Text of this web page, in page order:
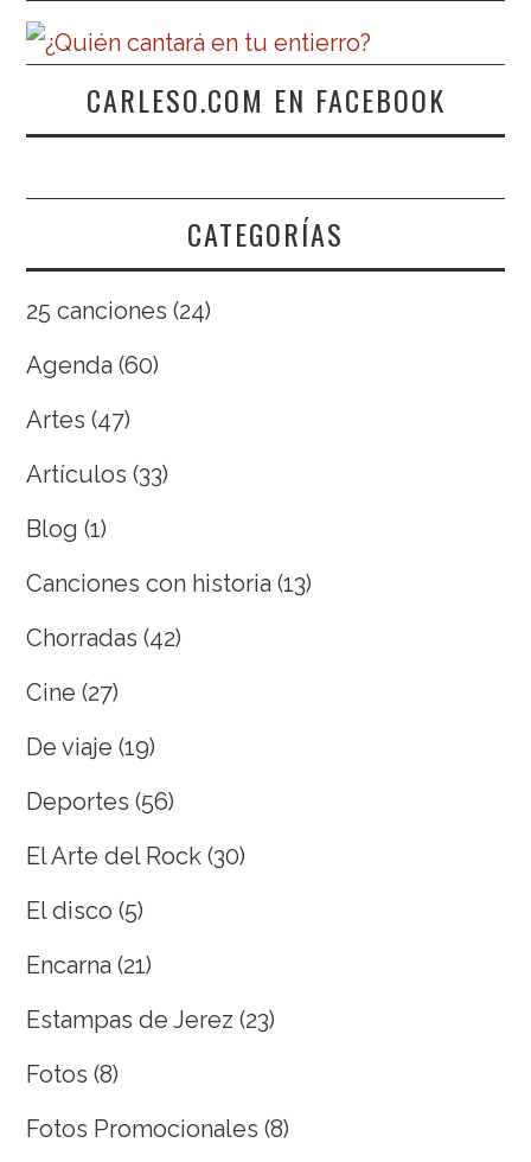
CARLESO.COM EN FACEBOOK
CATEGORÍAS
25 canciones (24)
Agenda (60)
Artes (47)
Artículos (33)
Blog (1)
Canciones con historia (13)
Chorradas (42)
Cine (27)
De viaje (19)
Deportes (56)
El Arte del Rock (30)
El disco (5)
Encarna (21)
Estampas de Jerez (23)
Fotos (8)
Fotos Promocionales (8)